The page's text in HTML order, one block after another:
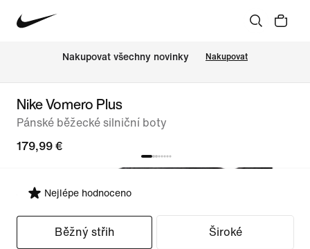
Nakupovat všechny novinky Nakupovat
Nike Vomero Plus
Pánské běžecké silniční boty
179,99 €
Nejlépe hodnoceno
Vybrat střih
Běžný střih Široké